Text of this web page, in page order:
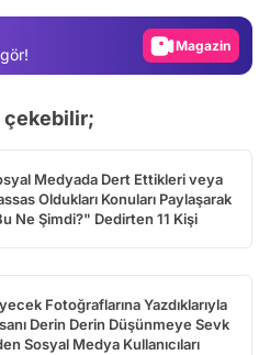
Video
çekebilir;
Medyada Dert Ettikleri veya
Oldukları Konuları Paylaşarak
Ne Şimdi?" Dedirten 11 Kişi
Fotoğraflarına Yazdıklarıyla
Derin Derin Düşünmeye Sevk
Sosyal Medya Kullanıcıları